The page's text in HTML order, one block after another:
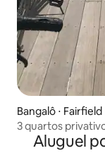
Bangalô ⋅ Fairfield
3 quartos
Aluguel